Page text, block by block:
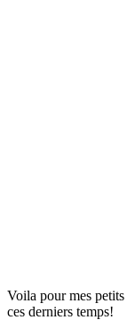
Voila pour mes
ces derniers temps!